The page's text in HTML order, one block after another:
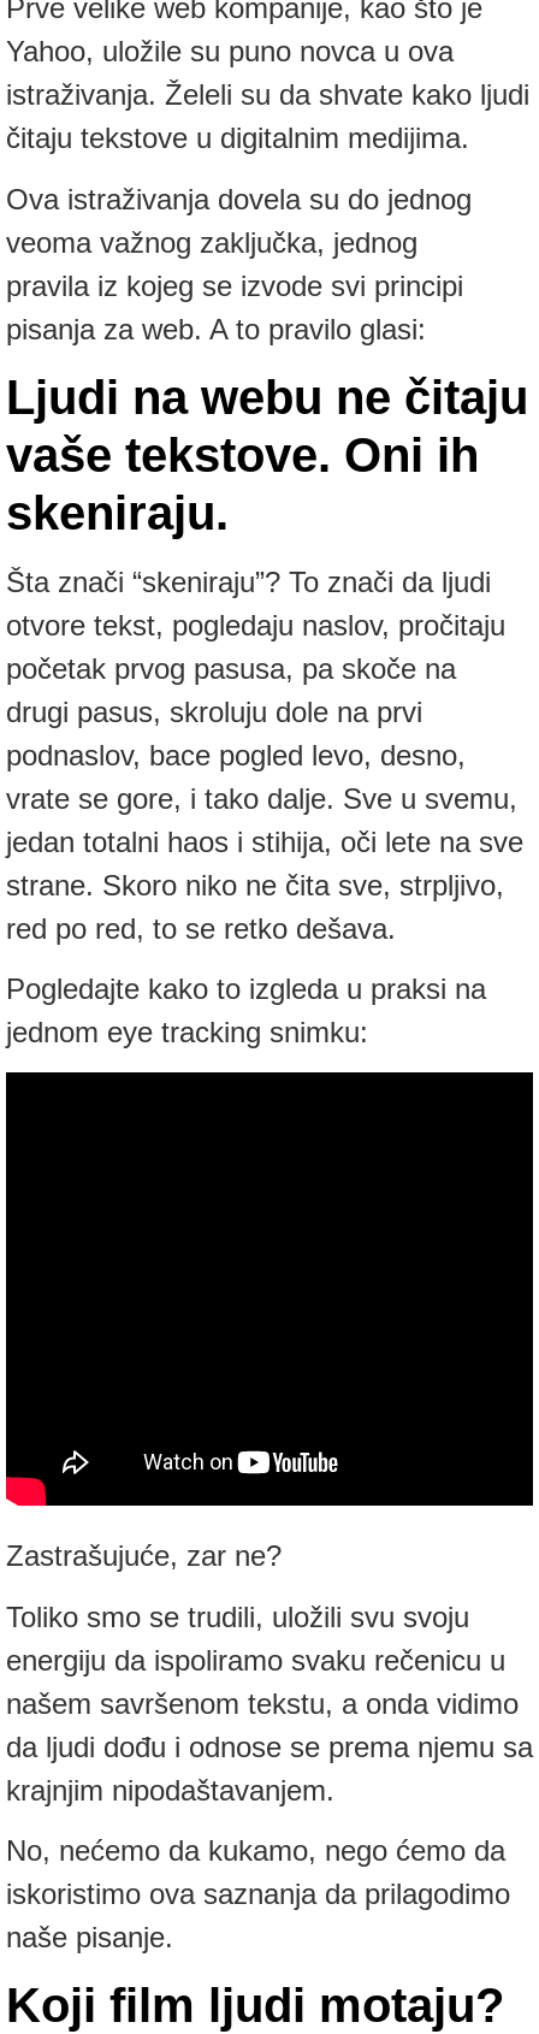
Prve velike web kompanije, kao što je
Yahoo, uložile su puno novca u ova
istraživanja. Želeli su da shvate kako ljudi
čitaju tekstove u digitalnim medijima.
Ova istraživanja dovela su do jednog
veoma važnog zaključka, jednog
pravila iz kojeg se izvode svi principi
pisanja za web. A to pravilo glasi:
Ljudi na webu ne čitaju
vaše tekstove. Oni ih
skeniraju.
Šta znači “skeniraju”? To znači da ljudi
otvore tekst, pogledaju naslov, pročitaju
početak prvog pasusa, pa skoče na
drugi pasus, skroluju dole na prvi
podnaslov, bace pogled levo, desno,
vrate se gore, i tako dalje. Sve u svemu,
jedan totalni haos i stihija, oči lete na sve
strane. Skoro niko ne čita sve, strpljivo,
red po red, to se retko dešava.
Pogledajte kako to izgleda u praksi na
jednom eye tracking snimku:
Zastrašujuće, zar ne?
Toliko smo se trudili, uložili svu svoju
energiju da ispoliramo svaku rečenicu u
našem savršenom tekstu, a onda vidimo
da ljudi dođu i odnose se prema njemu sa
krajnjim nipodaštavanjem.
No, nećemo da kukamo, nego ćemo da
iskoristimo ova saznanja da prilagodimo
naše pisanje.
Koji film ljudi motaju?